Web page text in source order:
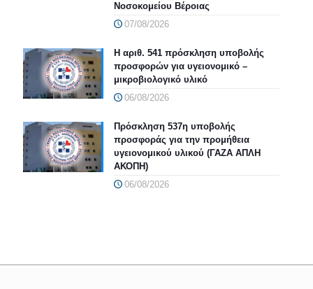
Νοσοκομείου Βέροιας
07/08/2026
Η αριθ. 541 πρόσκληση υποβολής
προσφορών για υγειονομικό –
μικροβιολογικό υλικό
06/08/2026
Πρόσκληση 537η υποβολής
προσφοράς για την προμήθεια
υγειονομικού υλικού (ΓΑΖΑ ΑΠΛΗ
ΑΚΟΠΗ)
06/08/2026